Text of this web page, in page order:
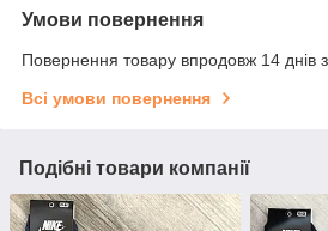
Умови повернення
Повернення товару впродовж 14 днів
Всі умови повернення
Подібні товари компанії